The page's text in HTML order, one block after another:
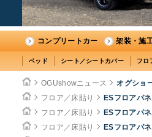
コンプリートカー 架装・施
ベッド シート／シートカバー フロ
OGUshowニュース
オグショ
フロア／床貼り
ESフロアパ
フロア／床貼り
ESフロアパ
フロア／床貼り
ESフロアパ